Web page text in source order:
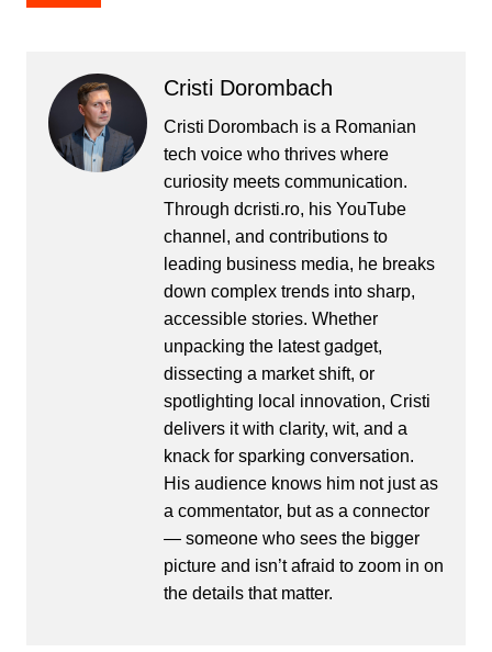
Cristi Dorombach
Cristi Dorombach is a Romanian
tech voice who thrives where
curiosity meets communication.
Through dcristi.ro, his YouTube
channel, and contributions to
leading business media, he breaks
down complex trends into sharp,
accessible stories. Whether
unpacking the latest gadget,
dissecting a market shift, or
spotlighting local innovation, Cristi
delivers it with clarity, wit, and a
knack for sparking conversation.
His audience knows him not just as
a commentator, but as a connector
— someone who sees the bigger
picture and isn’t afraid to zoom in on
the details that matter.